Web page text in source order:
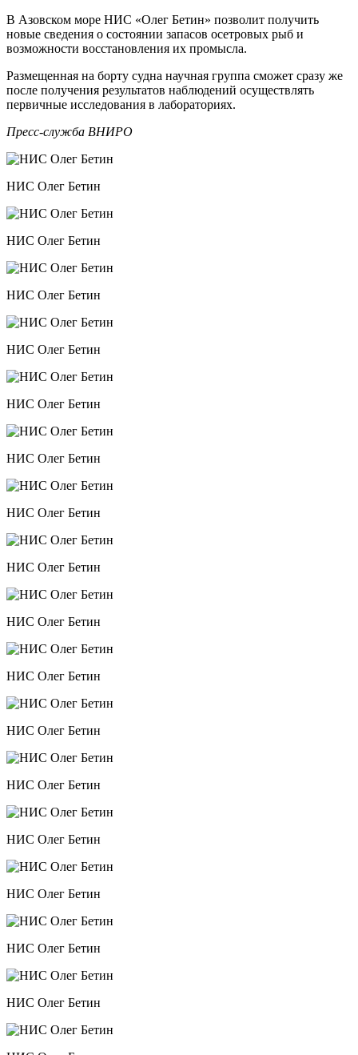
В Азовском море НИС «Олег Бетин» позволит получить
новые сведения о состоянии запасов осетровых рыб и
возможности восстановления их промысла.
Размещенная на борту судна научная группа сможет сразу же
после получения результатов наблюдений осуществлять
первичные исследования в лабораториях.
Пресс-служба ВНИРО
НИС Олег Бетин
НИС Олег Бетин
НИС Олег Бетин
НИС Олег Бетин
НИС Олег Бетин
НИС Олег Бетин
НИС Олег Бетин
НИС Олег Бетин
НИС Олег Бетин
НИС Олег Бетин
НИС Олег Бетин
НИС Олег Бетин
НИС Олег Бетин
НИС Олег Бетин
НИС Олег Бетин
НИС Олег Бетин